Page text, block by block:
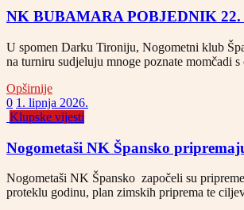
NK BUBAMARA POBJEDNIK
U spomen Darku Tironiju, Nogometni klub
na turniru sudjeluju mnoge poznate
Opširnije
0 1. lipnja 2026.
Klupske vijesti
Nogometaši NK Špansko
Nogometaši NK Špansko započeli su
proteklu godinu, plan zimskih priprema te